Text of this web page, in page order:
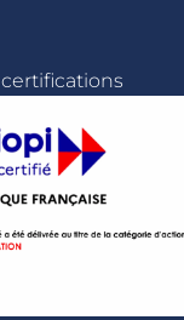
certifications